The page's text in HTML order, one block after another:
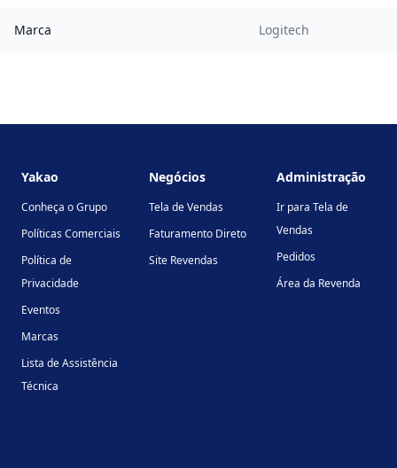
Marca Logitech
Yakao
Conheça o Grupo
Políticas Comerciais
Política de
Privacidade
Eventos
Marcas
Lista de Assistência
Técnica
Negócios
Tela de Vendas
Faturamento Direto
Site Revendas
Administração
Ir para Tela de
Vendas
Pedidos
Área da Revenda